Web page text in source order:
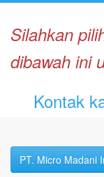
Silahkan
dibawah ini
Kontak
PT. Micro Madani